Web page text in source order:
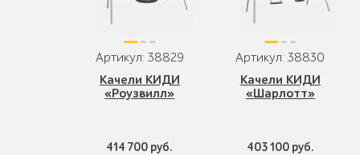
Артикул: 38829
Качели КИДИ
«Роузвилл»
414 700 руб.
Артикул: 38830
Качели КИДИ
«Шарлотт»
403 100 руб.